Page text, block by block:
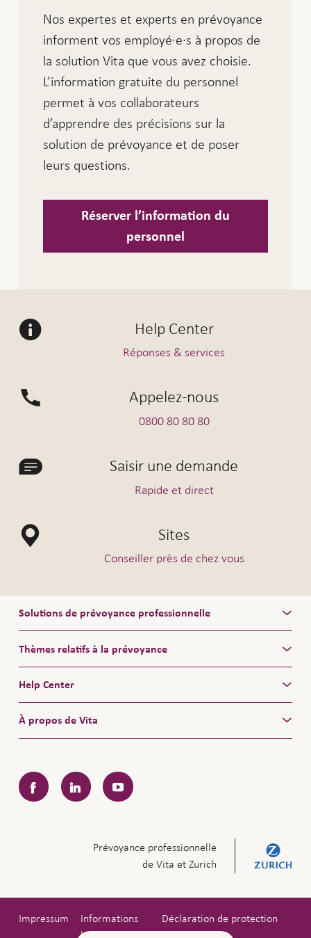
Nos expertes et experts en prévoyance
informent vos employé·e·s à propos de
la solution Vita que vous avez choisie.
L’information gratuite du personnel
permet à vos collaborateurs
d’apprendre des précisions sur la
solution de prévoyance et de poser
leurs questions.
Réserver l’information du
personnel
Help Center
Réponses & services
Appelez-nous
0800 80 80 80
Saisir une demande
Rapide et direct
Sites
Conseiller près de chez vous
Solutions de prévoyance professionnelle
Thèmes relatifs à la prévoyance
Help Center
À propos de Vita
FacebookLinkedInYouTube
Prévoyance professionnelle
de Vita et Zurich
Impressum
Informations
légales
Déclaration de protection
des données